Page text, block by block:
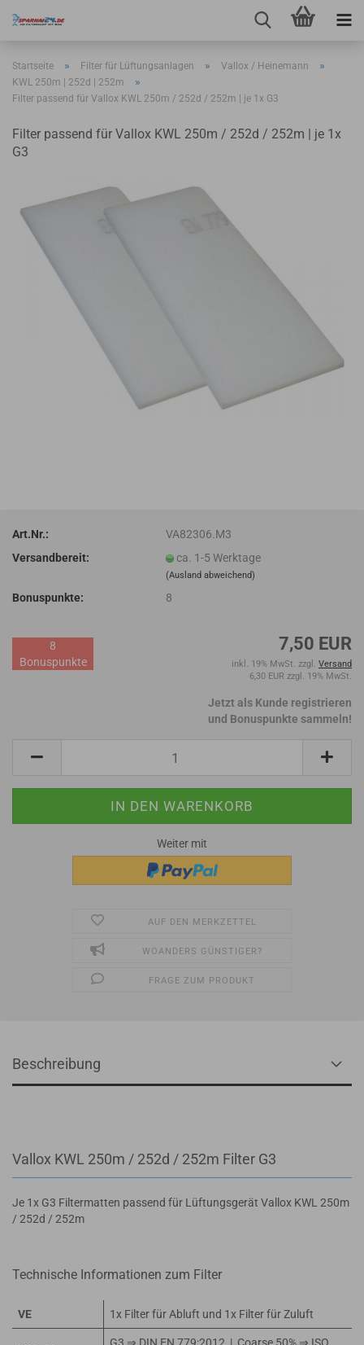
Startseite » Filter für Lüftungsanlagen » Vallox / Heinemann »
KWL 250m | 252d | 252m »
Filter passend für Vallox KWL 250m / 252d / 252m | je 1x G3
Filter passend für Vallox KWL 250m / 252d / 252m | je 1x
G3
Art.Nr.:
VA82306.M3
Versandbereit:
ca. 1-5 Werktage
(Ausland abweichend)
Bonuspunkte: 8
7,50 EUR
inkl. 19% MwSt. zzgl. Versand
6,30 EUR zzgl. 19% MwSt.
8
Bonuspunkte
Jetzt als Kunde registrieren
und Bonuspunkte sammeln!
Weiter mit
AUF DEN MERKZETTEL
WOANDERS GÜNSTIGER?
FRAGE ZUM PRODUKT
Beschreibung
Vallox KWL 250m / 252d / 252m Filter G3
Je 1x G3 Filtermatten passend für Lüftungsgerät Vallox KWL 250m
/ 252d / 252m
Technische Informationen zum Filter
VE 1x Filter für Abluft und 1x Filter für Zuluft